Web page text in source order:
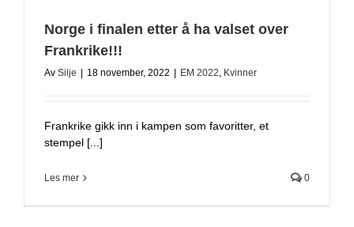
Norge i finalen etter å ha valset over
Frankrike!!!
Av Silje 18 november, 2022 EM 2022, Kvinner
Frankrike gikk inn i kampen som favoritter, et
stempel [...]
Les mer 0